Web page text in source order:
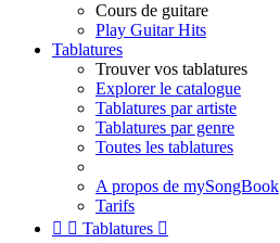
Cours de guitare
Play Guitar Hits
Tablatures
Trouver vos tablatures
Explorer le catalogue
Tablatures par artiste
Tablatures par genre
Toutes les tablatures
A propos de mySongBook
Tarifs
  Tablatures 